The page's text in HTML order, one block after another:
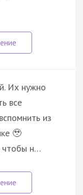
Их нужно
все
из
🥹
чтобы н…